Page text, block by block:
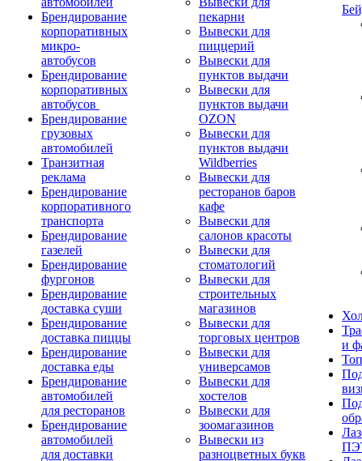
Брендирование
корпоративных
микро-
автобусов
Брендирование
корпоративных
автобусов
Брендирование
грузовых
автомобилей
Транзитная
реклама
Брендирование
корпоративного
транспорта
Брендирование
газелей
Брендирование
фургонов
Брендирование
доставка суши
Брендирование
доставка пиццы
Брендирование
доставка еды
Брендирование
автомобилей
для ресторанов
Брендирование
автомобилей
для доставки
пекарни
Вывески для
пиццерий
Вывески для
пунктов выдачи
Вывески для
пунктов выдачи
OZON
Вывески для
пунктов выдачи
Wildberries
Вывески для
ресторанов баров
кафе
Вывески для
салонов красоты
Вывески для
стоматологий
Вывески для
строительных
магазинов
Вывески для
торговых центров
Вывески для
универсамов
Вывески для
хостелов
Вывески для
зоомагазинов
Вывески из
разноцветных букв
и